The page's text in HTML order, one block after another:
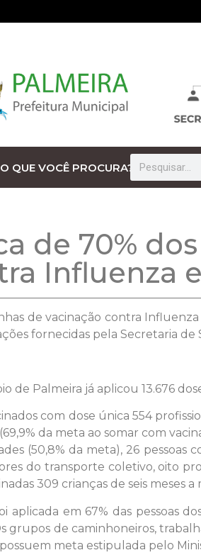
O QUE VOCÊ PROCURA?
de 70%
Influenza
de vacinação contra
fornecidas pela Secretaria de
de Palmeira já aplicou 13.676
com dose única 554
da meta ao somar com
(50,8% da meta), 26 pessoas
do transporte coletivo, oito
309 crianças de seis meses
aplicada em 67% das pessoas
grupos de caminhoneiros,
meta estipulada pelo